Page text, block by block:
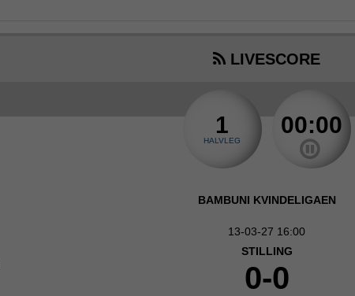
LIVESCORE
1
HALVLEG
00:00
BAMBUNI KVINDELIGAEN
13-03-27 16:00
STILLING
0-0